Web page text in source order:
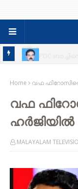
Home വഫ
വഫ
ഹർജിയിൽ
MALAYALAM